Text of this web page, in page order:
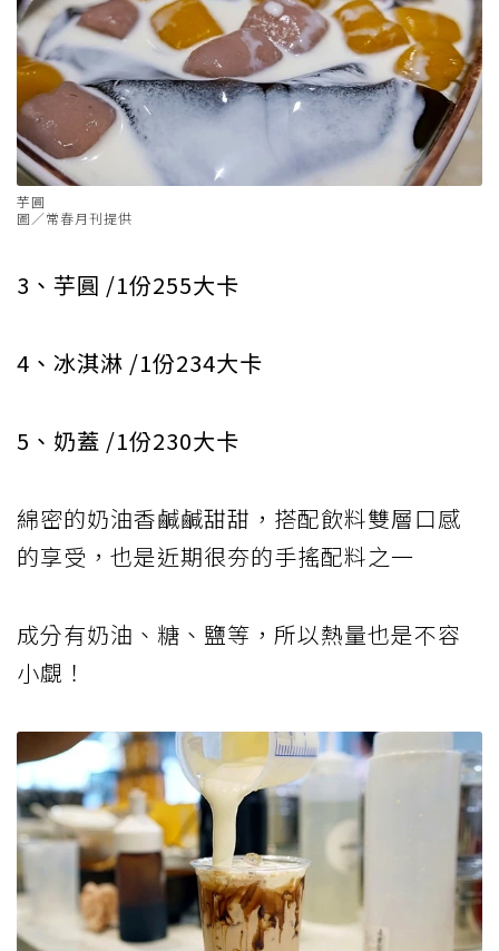
芋圓
圖／常春月刊提供
3、芋圓 /1份255大卡
4、冰淇淋 /1份234大卡
5、奶蓋 /1份230大卡
綿密的奶油香鹹鹹甜甜，搭配飲料雙層口感
的享受，也是近期很夯的手搖配料之一
成分有奶油、糖、鹽等，所以熱量也是不容
小覷！